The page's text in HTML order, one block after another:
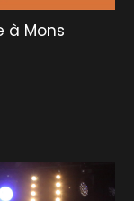
à Mons